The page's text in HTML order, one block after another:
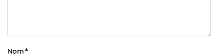
Nom*